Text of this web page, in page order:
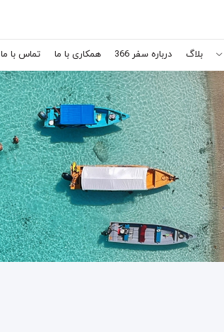
بلاگ درباره سفر 366 همکاری با ما تماس با ما